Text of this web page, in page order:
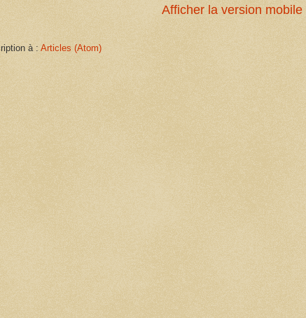
Afficher la version mobile
à : Articles (Atom)